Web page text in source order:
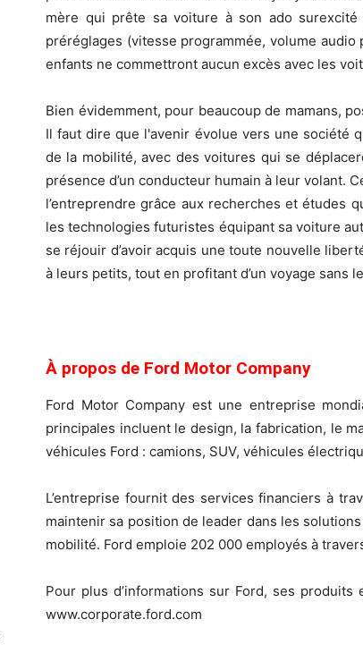
mère qui prête sa voiture à son ado
préréglages (vitesse programmée, volume audio
enfants ne commettront aucun excès avec les
Bien évidemment, pour beaucoup de mamans,
Il faut dire que l'avenir évolue vers une société
de la mobilité, avec des voitures qui se
présence d’un conducteur humain à leur volant.
l’entreprendre grâce aux recherches et études
les technologies futuristes équipant sa voiture
se réjouir d’avoir acquis une toute nouvelle
à leurs petits, tout en profitant d’un voyage sans
À propos de Ford Motor Company
Ford Motor Company est une entreprise
principales incluent le design, la fabrication, le
véhicules Ford : camions, SUV, véhicules
L’entreprise fournit des services financiers à
maintenir sa position de leader dans les
mobilité. Ford emploie 202 000 employés à
Pour plus d’informations sur Ford, ses
www.corporate.ford.com